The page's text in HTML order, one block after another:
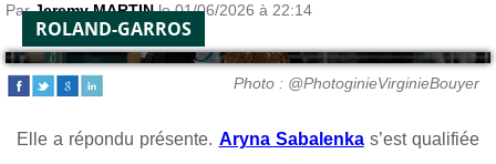
ParJeremy MARTINle 01/06/2026 à 22:14
ROLAND-GARROS
Photo : @PhotoginieVirginieBouyer
Elle a répondu présente. Aryna Sabalenkas’est qualifiée